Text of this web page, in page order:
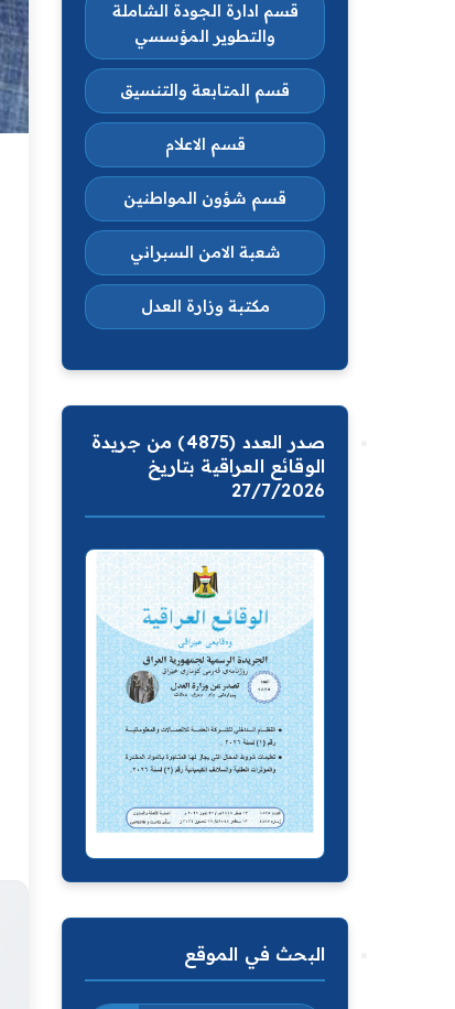
قسم ادارة الجودة الشاملة
والتطوير المؤسسي
قسم المتابعة والتنسيق
قسم الاعلام
قسم شؤون المواطنين
شعبة الامن السبراني
مكتبة وزارة العدل
صدر العدد (4875) من جريدة
الوقائع العراقية بتاريخ
27/7/2026
البحث في الموقع